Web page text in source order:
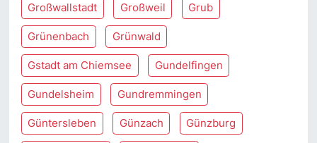
Großwallstadt Großweil Grub
Grünenbach Grünwald
Gstadt am Chiemsee Gundelfingen
Gundelsheim Gundremmingen
Güntersleben Günzach Günzburg